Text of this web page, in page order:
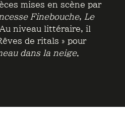
mises en scène par
Finebouche, Le
niveau littéraire, il
de ritals » pour
dans la neige.